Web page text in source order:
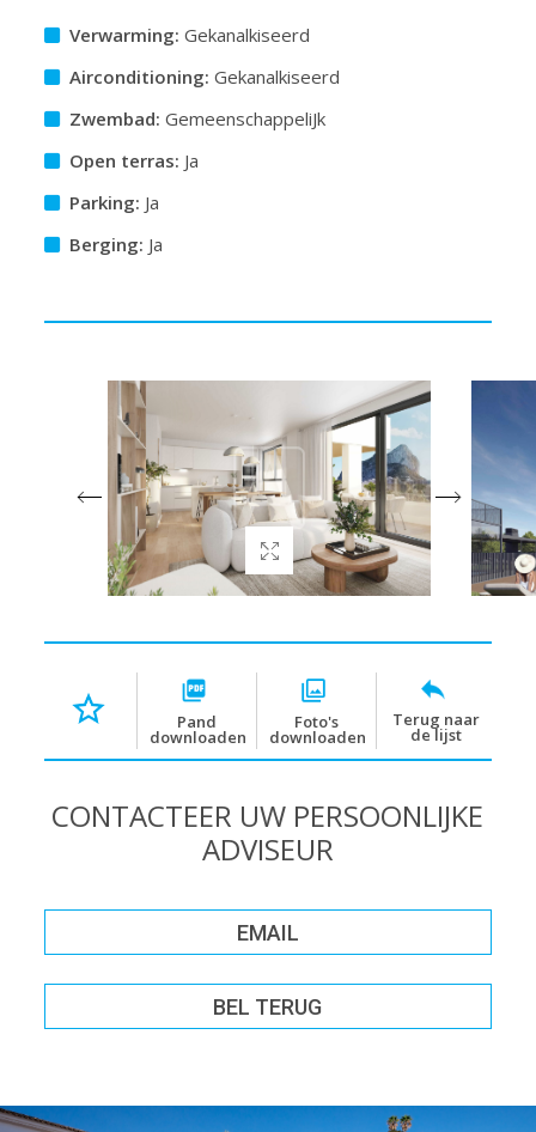
Verwarming: Gekanalkiseerd
Airconditioning: Gekanalkiseerd
Zwembad: GemeenschappeliJk
Open terras: Ja
Parking: Ja
Berging: Ja
Pand
downloaden
Foto's
downloaden
Terug naar
de lijst
CONTACTEER UW PERSOONLIJKE
ADVISEUR
EMAIL
BEL TERUG